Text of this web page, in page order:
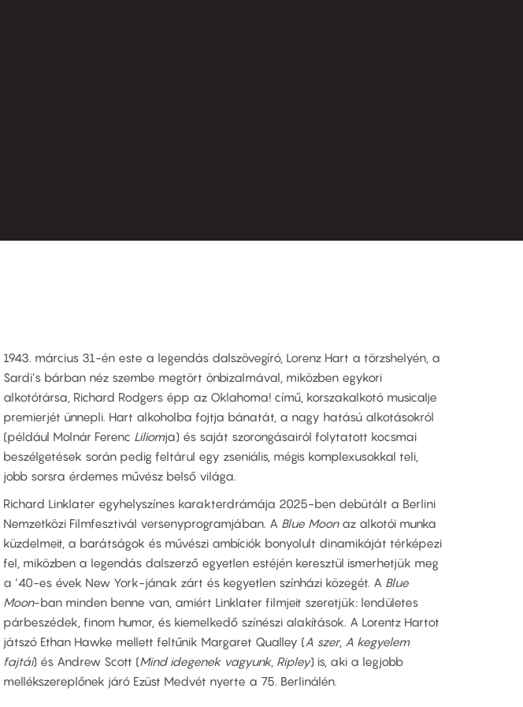
1943. március 31-én este a legendás dalszövegíró, Lorenz Hart a törzshelyén, a
Sardi’s bárban néz szembe megtört önbizalmával, miközben egykori
alkotótársa, Richard Rodgers épp az Oklahoma! című, korszakalkotó musicalje
premierjét ünnepli. Hart alkoholba fojtja bánatát, a nagy hatású alkotásokról
(például Molnár Ferenc Liliomja) és saját szorongásairól folytatott kocsmai
beszélgetések során pedig feltárul egy zseniális, mégis komplexusokkal teli,
jobb sorsra érdemes művész belső világa.
Richard Linklater egyhelyszínes karakterdrámája 2025-ben debütált a Berlini
Nemzetközi Filmfesztivál versenyprogramjában. A Blue Moonaz alkotói munka
küzdelmeit, a barátságok és művészi ambíciók bonyolult dinamikáját térképezi
fel, miközben a legendás dalszerző egyetlen estéjén keresztül ismerhetjük meg
a ‘40-es évek New York-jának zárt és kegyetlen színházi közegét. A Blue
Moon-ban minden benne van, amiért Linklater filmjeit szeretjük: lendületes
párbeszédek, finom humor, és kiemelkedő színészi alakítások. A Lorentz Hartot
játszó Ethan Hawke mellett feltűnik Margaret Qualley (A szer, A kegyelem
fajtái) és Andrew Scott (Mind idegenek vagyunk, Ripley) is, aki a legjobb
mellékszereplőnek járó Ezüst Medvét nyerte a 75. Berlinálén.